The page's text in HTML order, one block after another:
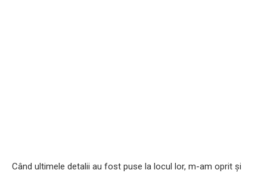
Când ultimele detalii au fost puse la locul lor, m-am oprit și